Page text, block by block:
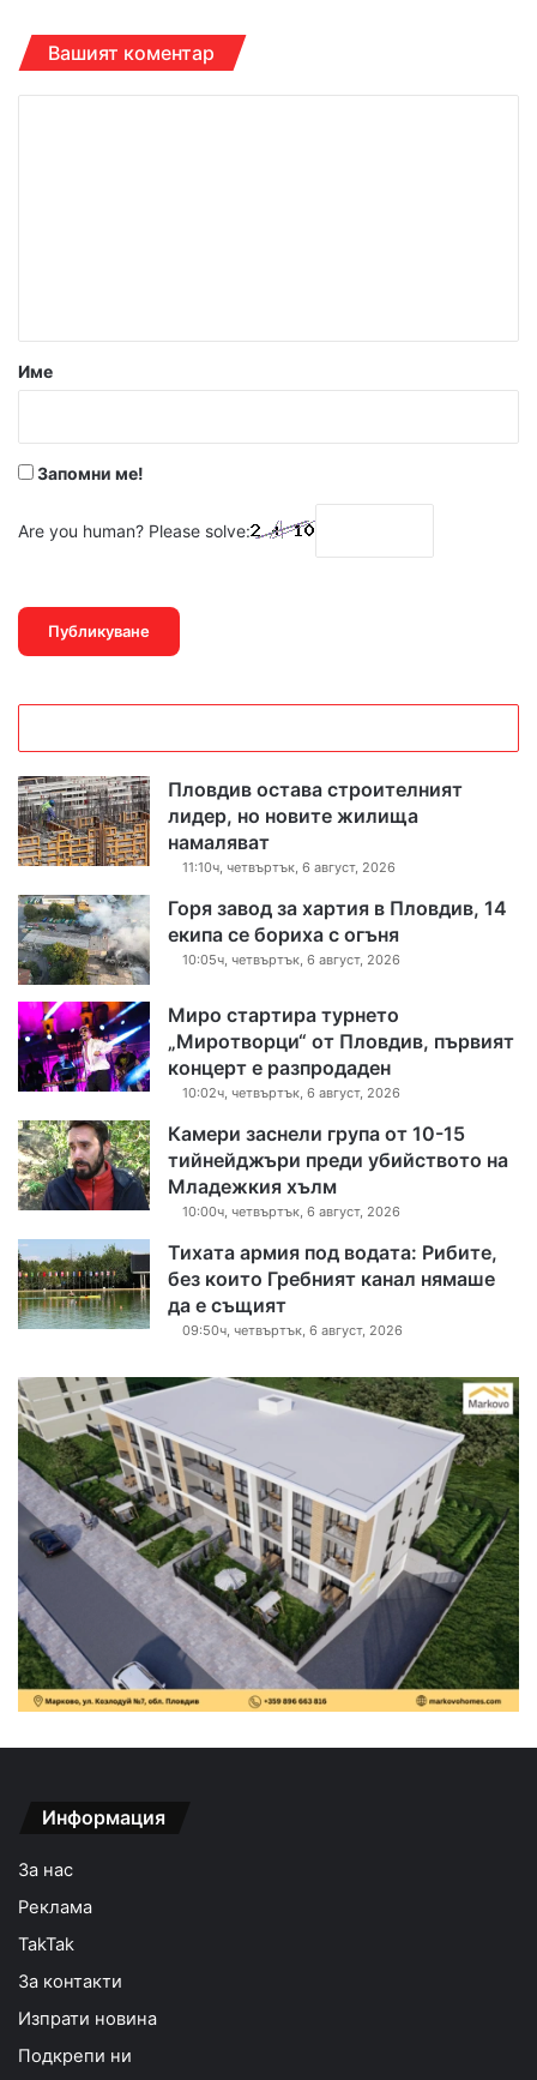
Вашият коментар
р
Име
Запомни ме!
Are you human? Please solve:
Пловдив остава строителният
лидер, но новите жилища
намаляват
11:10ч, четвъртък, 6 август, 2026
Горя завод за хартия в Пловдив, 14
екипа се бориха с огъня
10:05ч, четвъртък, 6 август, 2026
Миро стартира турнето
„Миротворци“ от Пловдив, първият
концерт е разпродаден
10:02ч, четвъртък, 6 август, 2026
Камери заснели група от 10-15
тийнейджъри преди убийството на
Младежкия хълм
10:00ч, четвъртък, 6 август, 2026
Тихата армия под водата: Рибите,
без които Гребният канал нямаше
да е същият
09:50ч, четвъртък, 6 август, 2026
Информация
За нас
Реклама
TakTak
За контакти
Изпрати новина
Подкрепи ни